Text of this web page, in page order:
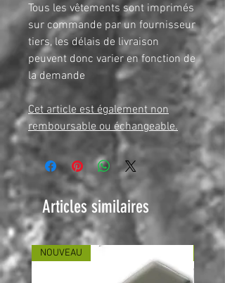
Tous les vêtements sont imprimés
sur commande par un fournisseur
tiers, les délais de livraison
peuvent donc varier en fonction de
la demande
Cet article est également non
remboursable ou échangeable.
Articles similaires
NOUVEAU